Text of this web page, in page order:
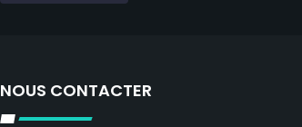
NOUS CONTACTER